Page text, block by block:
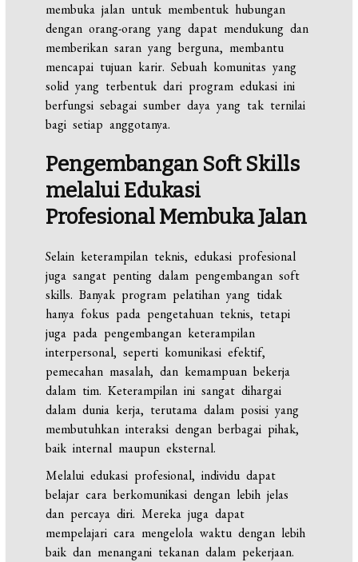
membuka jalan untuk membentuk hubungan
dengan orang-orang yang dapat mendukung dan
memberikan saran yang berguna, membantu
mencapai tujuan karir. Sebuah komunitas yang
solid yang terbentuk dari program edukasi ini
berfungsi sebagai sumber daya yang tak ternilai
bagi setiap anggotanya.
Pengembangan Soft Skills
melaluiEdukasi
ProfesionalMembukaJalan
Selain keterampilan teknis, edukasi profesional
juga sangat penting dalam pengembangan soft
skills. Banyak program pelatihan yang tidak
hanya fokus pada pengetahuan teknis, tetapi
juga pada pengembangan keterampilan
interpersonal, seperti komunikasi efektif,
pemecahan masalah, dan kemampuan bekerja
dalam tim. Keterampilan ini sangat dihargai
dalam dunia kerja, terutama dalam posisi yang
membutuhkan interaksi dengan berbagai pihak,
baik internal maupun eksternal.
Melalui edukasi profesional, individu dapat
belajar cara berkomunikasi dengan lebih jelas
dan percaya diri. Mereka juga dapat
mempelajari cara mengelola waktu dengan lebih
baik dan menangani tekanan dalam pekerjaan.